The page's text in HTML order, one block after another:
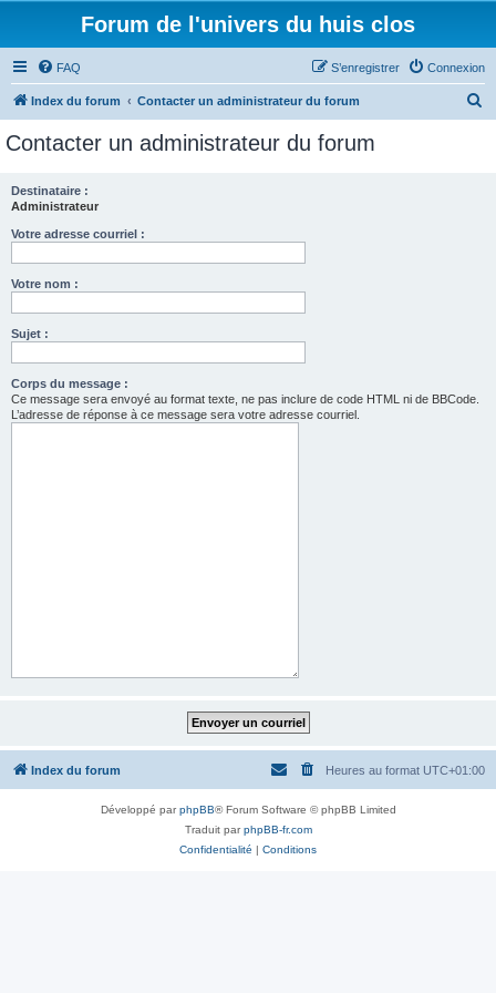
Forum de l'univers du huis clos
FAQ Connexion
S’enregistrer
Index du forum Contacter un administrateur du forum
Contacter un administrateur du forum
Destinataire :
Administrateur
Votre adresse courriel :
Votre nom :
Sujet :
Corps du message :
Ce message sera envoyé au format texte, ne pas inclure de code HTML ni de BBCode.
L’adresse de réponse à ce message sera votre adresse courriel.
Index du forum Heures au format UTC+01:00
Développé parphpBB® Forum Software © phpBB Limited
Traduit parphpBB-fr.com
Confidentialité | Conditions